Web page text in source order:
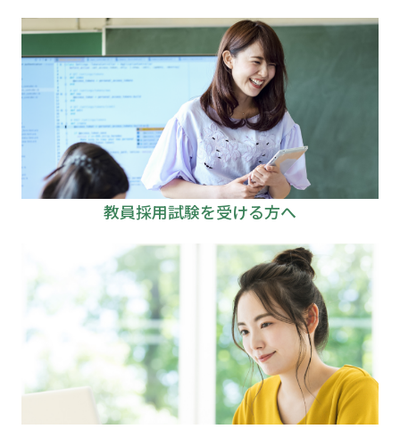
教員採用試験を受ける方へ